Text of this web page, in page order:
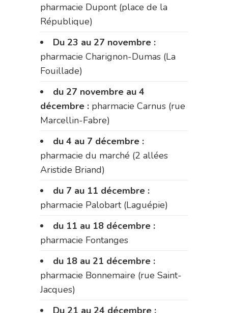
pharmacie Dupont (place de la
République)
Du 23 au 27 novembre :
pharmacie Charignon-Dumas (La
Fouillade)
du 27 novembre au 4
décembre : pharmacie Carnus (rue
Marcellin-Fabre)
du 4 au 7 décembre :
pharmacie du marché (2 allées
Aristide Briand)
du 7 au 11 décembre :
pharmacie Palobart (Laguépie)
du 11 au 18 décembre :
pharmacie Fontanges
du 18 au 21 décembre :
pharmacie Bonnemaire (rue Saint-
Jacques)
Du 21 au 24 décembre :